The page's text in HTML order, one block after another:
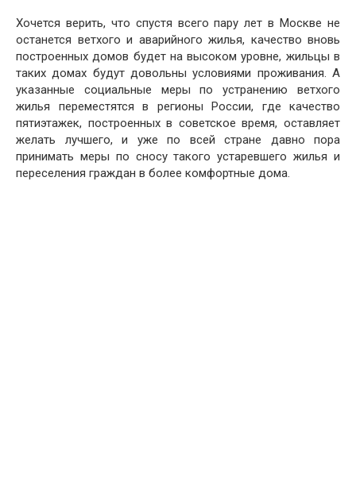
Хочется верить, что спустя всего пару лет в Москве не
останется ветхого и аварийного жилья, качество вновь
построенных домов будет на высоком уровне, жильцы в
таких домах будут довольны условиями проживания. А
указанные социальные меры по устранению ветхого
жилья переместятся в регионы России, где качество
пятиэтажек, построенных в советское время, оставляет
желать лучшего, и уже по всей стране давно пора
принимать меры по сносу такого устаревшего жилья и
переселения граждан в более комфортные дома.